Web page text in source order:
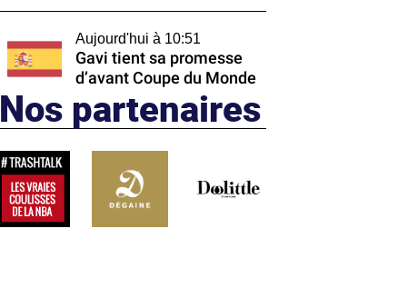
Aujourd'hui à 10:51
Gavi tient sa promesse
d’avant Coupe du Monde
Nos partenaires